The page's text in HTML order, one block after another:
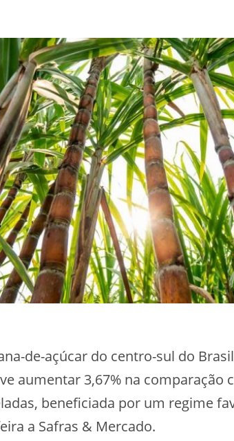
de-açúcar do centro-sul do
aumentar 3,67% na comparação
beneficiada por um regime
a Safras & Mercado.